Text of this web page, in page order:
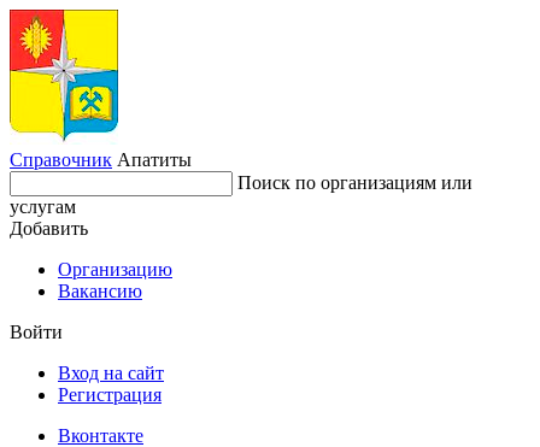
Справочник Апатиты
Поиск по организациям или
услугам
Добавить
Организацию
Вакансию
Войти
Вход на сайт
Регистрация
Вконтакте